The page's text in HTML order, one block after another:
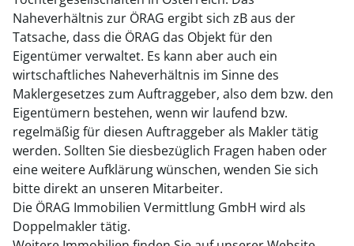
Naheverhältnis zur ÖRAG ergibt sich zB aus der
Tatsache, dass die ÖRAG das Objekt für den
Eigentümer verwaltet. Es kann aber auch ein
wirtschaftliches Naheverhältnis im Sinne des
Maklergesetzes zum Auftraggeber, also dem bzw. den
Eigentümern bestehen, wenn wir laufend bzw.
regelmäßig für diesen Auftraggeber als Makler tätig
werden. Sollten Sie diesbezüglich Fragen haben oder
eine weitere Aufklärung wünschen, wenden Sie sich
bitte direkt an unseren Mitarbeiter.
Die ÖRAG Immobilien Vermittlung GmbH wird als
Doppelmakler tätig.